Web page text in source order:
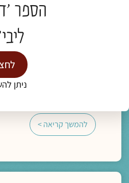
ליווי רוחני והגות
"מצאו משכן בתוך
פואטי אל הדרך הביתה
להמשך קריאה >
הספר
ניתן